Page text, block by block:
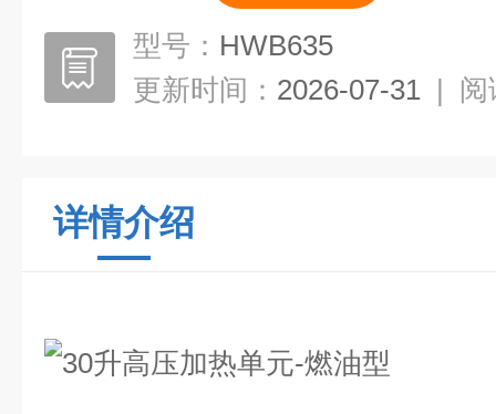
型号： HWB635
更新时间： 2026-07-31 | 阅
详情介绍